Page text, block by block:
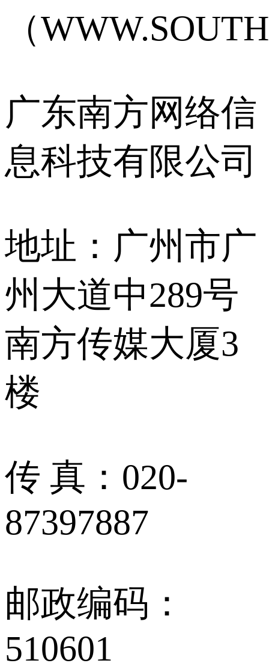
（
广东南方网络信
息科技有限公司
地址：广州市广
州大道中289号
南方传媒大厦3
楼
传 真：020-
87397887
邮政编码：
510601